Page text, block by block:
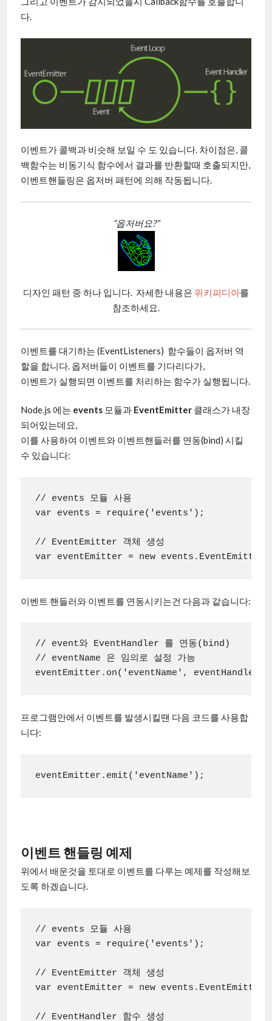
다.
이벤트가 콜백과 비슷해 보일 수 도 있습니다. 차이점은, 콜
백함수는 비동기식 함수에서 결과를 반환할때 호출되지만,
이벤트핸들링은 옵저버 패턴에 의해 작동됩니다.
“옵저버요?”
디자인 패턴 중 하나 입니다. 자세한 내용은 위키피디아를
참조하세요.
이벤트를 대기하는 (EventListeners) 함수들이 옵저버 역
할을 합니다. 옵저버들이 이벤트를 기다리다가,
이벤트가 실행되면 이벤트를 처리하는 함수가 실행됩니다.
Node.js 에는 events모듈과 EventEmitter클래스가 내장
되어있는데요,
이를 사용하여 이벤트와 이벤트핸들러를 연동(bind) 시킬
수 있습니다:
// events 모듈 사용
var events = require('events');
// EventEmitter 객체 생성
var eventEmitter = new
이벤트 핸들러와 이벤트를 연동시키는건 다음과 같습니다:
// event와 EventHandler 를 연동(bind)
// eventName 은 임의로 설정 가능
eventEmitter.on('eventName', eventHandler);
프로그램안에서 이벤트를 발생시킬땐 다음 코드를 사용합
니다:
eventEmitter.emit('eventName');
이벤트 핸들링 예제
위에서 배운것을 토대로 이벤트를 다루는 예제를 작성해보
도록 하겠습니다.
// events 모듈 사용
var events = require('events');
// EventEmitter 객체 생성
var eventEmitter = new
// EventHandler 함수 생성